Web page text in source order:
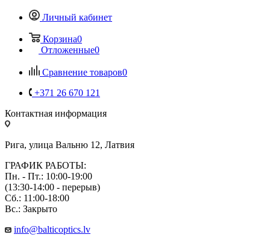
Личный кабинет
Корзина0
Отложенные0
Сравнение товаров0
+371 26 670 121
Контактная информация
Рига, улица Вальню 12, Латвия
ГРАФИК РАБОТЫ:
Пн. - Пт.: 10:00-19:00
(13:30-14:00 - перерыв)
Сб.: 11:00-18:00
Вс.: Закрыто
info@balticoptics.lv